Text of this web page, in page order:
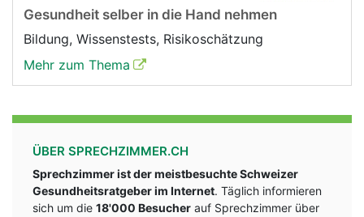
Gesundheit selber in die Hand nehmen
Bildung, Wissenstests, Risikoschätzung
Mehr zum Thema
ÜBER SPRECHZIMMER.CH
Sprechzimmer ist der meistbesuchte Schweizer
Gesundheitsratgeber im Internet. Täglich informieren
sich um die 18'000 Besucher auf Sprechzimmer über